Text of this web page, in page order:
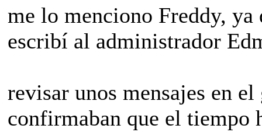
me lo menciono Freddy,
escribí al administrador
revisar unos mensajes en
confirmaban que el tiempo